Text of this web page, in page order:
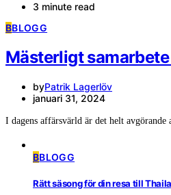
3 minute read
BBLOGG
Mästerligt
byPatrik Lagerlöv
januari 31, 2024
I dagens affärsvärld är det helt
BBLOGG
Rätt säsong för din resa till